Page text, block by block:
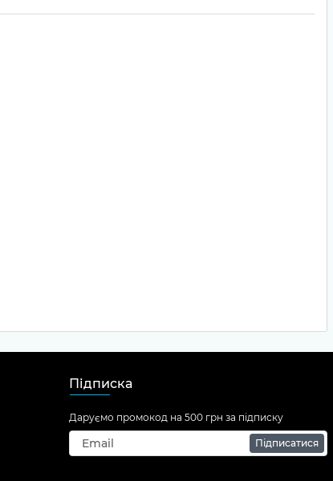
Підписка
Даруємо промокод на 500 грн за підписку
Підписатися